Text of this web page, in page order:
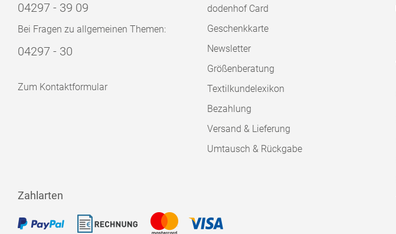
04297 - 39 09
Bei Fragen zu allgemeinen Themen:
04297 - 30
Zum Kontaktformular
dodenhof Card
Geschenkkarte
Newsletter
Größenberatung
Textilkundelexikon
Bezahlung
Versand & Lieferung
Umtausch & Rückgabe
Zahlarten